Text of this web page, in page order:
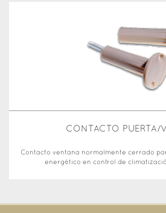
CONTACTO PUERTA/
Contacto ventana normalmente cerrado
energético en control de